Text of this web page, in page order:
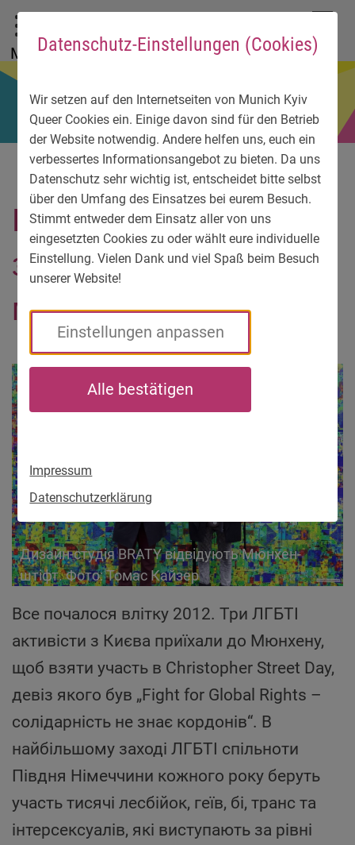
Datenschutz-Einstellungen (Cookies)
Wir setzen auf den Internetseiten von Munich Kyiv
Queer Cookies ein. Einige davon sind für den Betrieb
der Website notwendig. Andere helfen uns, euch ein
verbessertes Informationsangebot zu bieten. Da uns
Datenschutz sehr wichtig ist, entscheidet bitte selbst
über den Umfang des Einsatzes bei eurem Besuch.
Stimmt entweder dem Einsatz aller von uns
eingesetzten Cookies zu oder wählt eure individuelle
Einstellung. Vielen Dank und viel Spaß beim Besuch
unserer Website!
Einstellungen anpassen
Alle bestätigen
Impressum
Datenschutzerklärung
До головного меню
Zum Sprachmenü
Zur Suche
Перейти до вмісту
Zu den Service-Informationen
Menü
Виставка “Любов не
знає кордонів. Сцени
міста-побратима
Дизайн-студія BRATY відвідують Мюнхен-
штіфт. Фото: Томас Кайзер
Все почалося влітку 2012. Три ЛГБТІ
активісти з Києва приїхали до Мюнхену,
щоб взяти участь в Christopher Street Day,
девіз якого був „Fight for Global Rights –
солідарність не знає кордонів“. В
найбільшому заході ЛГБТІ спільноти
Півдня Німеччини кожного року беруть
участь тисячі лесбійок, геїв, бі, транс та
інтерсексуалів, які виступають за рівні